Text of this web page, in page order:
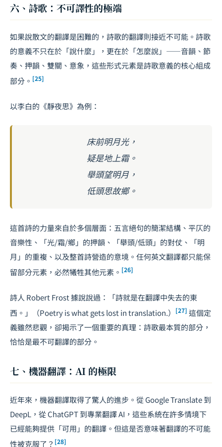
六、詩歌：不可譯性的極端
如果說散文的翻譯是困難的，詩歌的翻譯則接近不可能。詩歌
的意義不只在於「說什麼」，更在於「怎麼說」——音韻、節
奏、押韻、雙關、意象，這些形式元素是詩歌意義的核心組成
部分。 [25]
以李白的《靜夜思》為例：
床前明月光，
疑是地上霜。
舉頭望明月，
低頭思故鄉。
這首詩的力量來自於多個層面：五言絕句的簡潔結構、平仄的
音樂性、「光/霜/鄉」的押韻、「舉頭/低頭」的對仗、「明
月」的重複、以及整首詩營造的意境。任何英文翻譯都只能保
留部分元素，必然犧牲其他元素。 [26]
詩人 Robert Frost 據說說過：「詩就是在翻譯中失去的東
西。」（Poetry is what gets lost in translation.）
[27] 這個定
義雖然悲觀，卻揭示了一個重要的真理：詩歌最本質的部分，
恰恰是最不可翻譯的部分。
七、機器翻譯：AI 的極限
近年來，機器翻譯取得了驚人的進步。從 Google Translate 到
DeepL，從 ChatGPT 到專業翻譯 AI，這些系統在許多情境下
已經能夠提供「可用」的翻譯。但這是否意味著翻譯的不可能
性被克服了？ [28]